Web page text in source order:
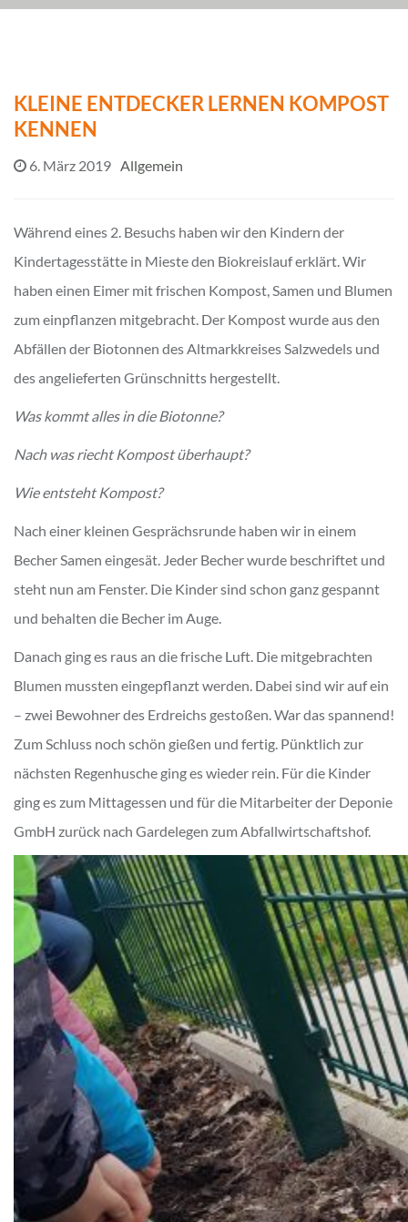
KLEINE ENTDECKER LERNEN KOMPOST
KENNEN
6. März 2019 Allgemein
Während eines 2. Besuchs haben wir den Kindern der
Kindertagesstätte in Mieste den Biokreislauf erklärt. Wir
haben einen Eimer mit frischen Kompost, Samen und Blumen
zum einpflanzen mitgebracht. Der Kompost wurde aus den
Abfällen der Biotonnen des Altmarkkreises Salzwedels und
des angelieferten Grünschnitts hergestellt.
Was kommt alles in die Biotonne?
Nach was riecht Kompost überhaupt?
Wie entsteht Kompost?
Nach einer kleinen Gesprächsrunde haben wir in einem
Becher Samen eingesät. Jeder Becher wurde beschriftet und
steht nun am Fenster. Die Kinder sind schon ganz gespannt
und behalten die Becher im Auge.
Danach ging es raus an die frische Luft. Die mitgebrachten
Blumen mussten eingepflanzt werden. Dabei sind wir auf ein
– zwei Bewohner des Erdreichs gestoßen. War das spannend!
Zum Schluss noch schön gießen und fertig. Pünktlich zur
nächsten Regenhusche ging es wieder rein. Für die Kinder
ging es zum Mittagessen und für die Mitarbeiter der Deponie
GmbH zurück nach Gardelegen zum Abfallwirtschaftshof.